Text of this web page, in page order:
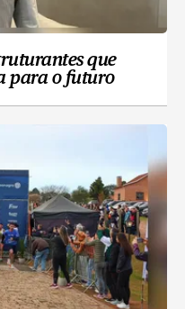
que
para o futuro